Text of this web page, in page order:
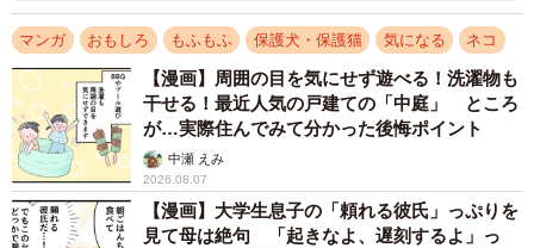
マンガ おもしろ もふもふ 保護犬・保護猫 気になる ネコ
【漫画】周囲の目を気にせず遊べる！洗濯物も
干せる！最近人気の戸建ての「中庭」 ところ
が…実際住んでみて分かった後悔ポイント
中瀬 えみ
2026.08.07
【漫画】大学生息子の「頼れる彼氏」っぷりを
見て母は絶句 「起きなよ、遅刻するよ」っ